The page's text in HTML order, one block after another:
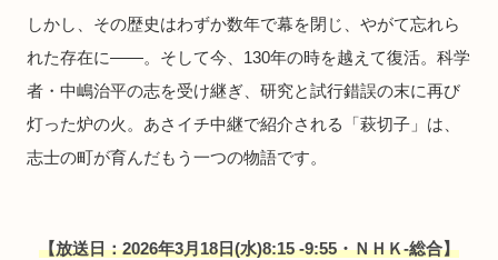
しかし、その歴史はわずか数年で幕を閉じ、やがて忘れら
れた存在に――。そして今、130年の時を越えて復活。科学
者・中嶋治平の志を受け継ぎ、研究と試行錯誤の末に再び
灯った炉の火。あさイチ中継で紹介される「萩切子」は、
志士の町が育んだもう一つの物語です。
【放送日：2026年3月18日(水)8:15 -9:55・ＮＨＫ-総合】